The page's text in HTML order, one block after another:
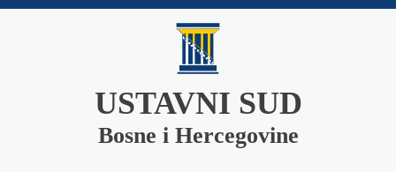
USTAVNI SUD
Bosne i Hercegovine